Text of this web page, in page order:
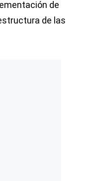
de
de las